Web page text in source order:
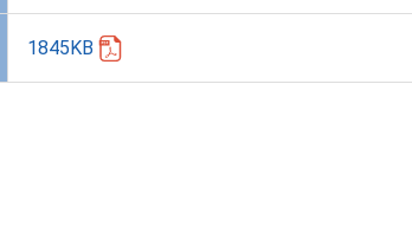
1845KB